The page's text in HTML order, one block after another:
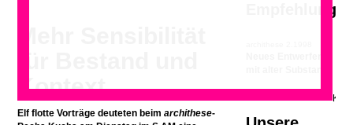
Kontext
Elf flotte Vorträge deuteten beimarchithese-
Empfehlung